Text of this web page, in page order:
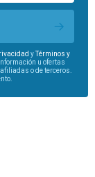
yTérminos y
u ofertas
o de terceros.